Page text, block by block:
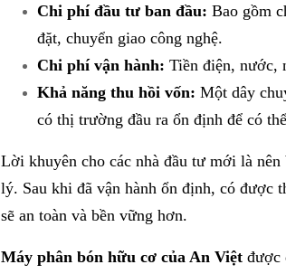
Chi phí đầu tư ban đầu: Bao gồm
đặt, chuyển giao công nghệ.
Chi phí vận hành: Tiền điện, nước,
Khả năng thu hồi vốn: Một dây
có thị trường đầu ra ổn định để có
Lời khuyên cho các nhà đầu tư mới là
lý. Sau khi đã vận hành ổn định, có được
sẽ an toàn và bền vững hơn.
Máy phân bón hữu cơ của An Việt được